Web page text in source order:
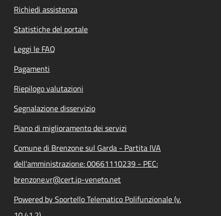
Richiedi assistenza
Statistiche del portale
Leggi le FAQ
Pagamenti
Riepilogo valutazioni
Segnalazione disservizio
Piano di miglioramento dei servizi
Comune di Brenzone sul Garda - Partita IVA
dell'amministrazione: 00661110239 - PEC:
brenzone.vr@cert.ip-veneto.net
Powered by Sportello Telematico Polifunzionale (v.